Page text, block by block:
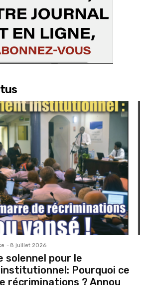
- 8 juillet 2026
solennel pour le
Pourquoi ce
récriminations ? Annou